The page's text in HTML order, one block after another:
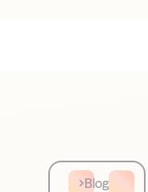
Blog